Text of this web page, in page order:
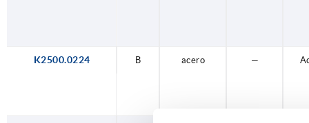
K2500.0224 B acero —